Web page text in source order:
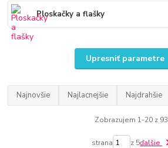
Ploskačky a flašky
Upresniť parametre
Najnovšie Najlacnejšie Najdrahšie
Zobrazujem 1-20 z 93
strana z 5ďalšie